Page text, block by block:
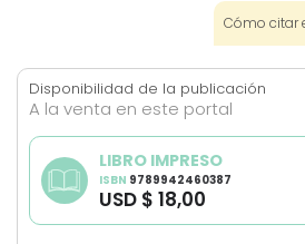
images
gallery
Cómo citar
Disponibilidad de la publicación
A la venta en este portal
LIBRO IMPRESO
ISBN 9789942460387
USD $ 18,00